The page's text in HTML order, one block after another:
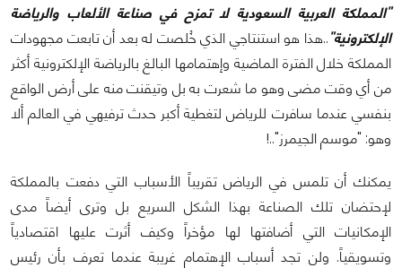
"المملكة العربية السعودية لا تمزح في صناعة الألعاب والرياضة
الإلكترونية"..هذا هو استنتاجي الذي خُلصت له بعد أن تابعت مجهودات
المملكة خلال الفترة الماضية وإهتمامها البالغ بالرياضة الإلكترونية أكثر
من أي وقت مضى وهو ما شعرت به بل وتيقنت منه على أرض الواقع
بنفسي عندما سافرت للرياض لتغطية أكبر حدث ترفيهي في العالم ألا
وهو: "موسم الجيمرز"..!
يمكنك أن تلمس في الرياض تقريباً الأسباب التي دفعت بالمملكة
لإحتضان تلك الصناعة بهذا الشكل السريع بل وترى أيضاً مدى
الإمكانيات التي أضافتها لها مؤخراً وكيف أثرت عليها اقتصادياً
وتسويقياً. ولن تجد أسباب الإهتمام غريبة عندما تعرف بأن رئيس